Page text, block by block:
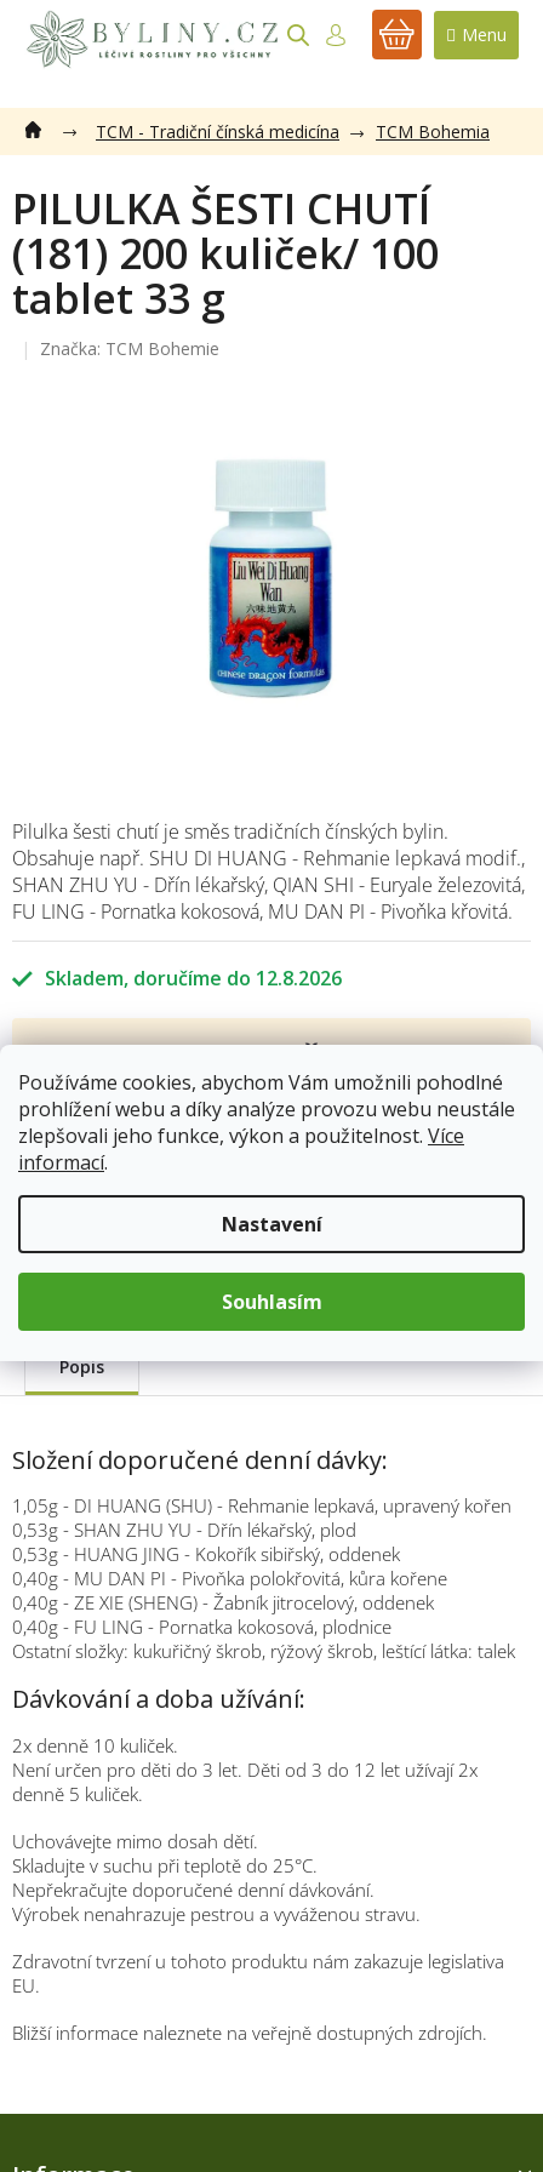
Používáme cookies, abychom Vám umožnili pohodlné
prohlížení webu a díky analýze provozu webu neustále
zlepšovali jeho funkce, výkon a použitelnost. Více
informací.
Nastavení
Souhlasím
obsah
NÁKUPNÍ
TCM - Tradiční čínská medicína TCM Bohemia
PILULKA ŠESTI CHUTÍ
(181) 200 kuliček/ 100
tablet 33 g
Značka: TCM Bohemie
Skladem 12.8.2026
Pilulka šesti chutí je směs tradičních čínských bylin.
Obsahuje např. SHU DI HUANG - Rehmanie lepkavá modif.,
SHAN ZHU YU - Dřín lékařský, QIAN SHI - Euryale železovitá,
FU LING - Pornatka kokosová, MU DAN PI - Pivoňka křovitá.
Kód produktu:
346
TCM Bohemia
Hmotnost: 0.033 kg
255 Kč
Měrná
cena:
Přidat do košíku
Popis
Složení doporučené denní dávky:
1,05g - DI HUANG (SHU) - Rehmanie lepkavá, upravený kořen
0,53g - SHAN ZHU YU - Dřín lékařský, plod
0,53g - HUANG JING - Kokořík sibiřský, oddenek
0,40g - MU DAN PI - Pivoňka polokřovitá, kůra kořene
0,40g - ZE XIE (SHENG) - Žabník jitrocelový, oddenek
0,40g - FU LING - Pornatka kokosová, plodnice
Ostatní složky: kukuřičný škrob, rýžový škrob, leštící látka: talek
Dávkování a doba užívání:
2x denně 10 kuliček.
Není určen pro děti do 3 let. Děti od 3 do 12 let užívají 2x
denně 5 kuliček.
Uchovávejte mimo dosah dětí.
Skladujte v suchu při teplotě do 25°C.
Nepřekračujte doporučené denní dávkování.
Výrobek nenahrazuje pestrou a vyváženou stravu.
Zdravotní tvrzení u tohoto produktu nám zakazuje legislativa
EU.
Bližší informace naleznete na veřejně dostupných zdrojích.
Z